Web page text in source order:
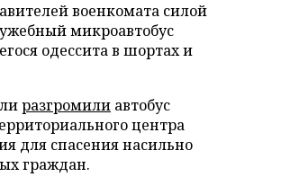
военкомата силой
микроавтобус
одессита в шортах и
разгромили автобус
центра
для спасения насильно
граждан.